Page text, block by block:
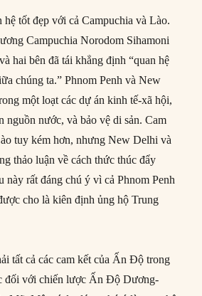
tốt đẹp với cả Campuchia và Lào.
Campuchia Norodom Sihamoni
hai bên đã tái khẳng định “quan hệ
chúng ta.” Phnom Penh và New
một loạt các dự án kinh tế-xã hội,
nguồn nước, và bảo vệ di sản. Cam
tuy kém hơn, nhưng New Delhi và
thảo luận về cách thức thúc đẩy
này rất đáng chú ý vì cả Phnom Penh
cho là kiên định ủng hộ Trung
tất cả các cam kết của Ấn Độ trong
đối với chiến lược Ấn Độ Dương-